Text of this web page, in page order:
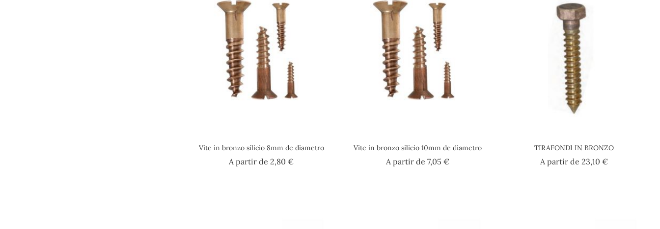
Vite in bronzo silicio 8mm de diametro
A partir de2,80 €Prezzo
Vite in bronzo silicio 10mm de diametro
A partir de7,05 €Prezzo
TIRAFONDI IN BRONZO
A partir de23,10 €Prezzo